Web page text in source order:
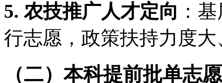
5. 农技推广人才定向 ：
行志愿，政策扶持力度
（二）本科提前批单志